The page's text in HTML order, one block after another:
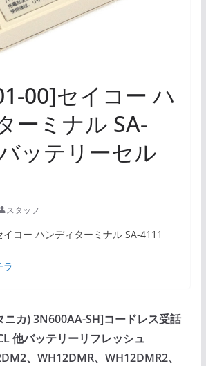
00]セイコー ハ
ーミナル SA-
ッテリーセル
スタッフ
コー ハンディターミナル SA-4111
ラ
ニカ) 3N600AA-SH]コードレス受話
他バッテリーリフレッシュ
、WH12DMR、WH12DMR2、